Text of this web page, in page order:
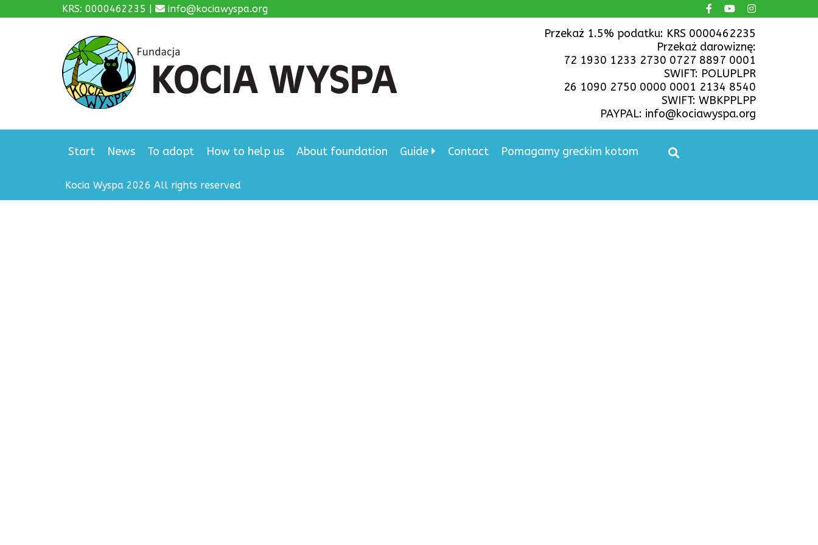
KRS: 0000462235 | info@kociawyspa.org
Przekaż 1.5% podatku: KRS 0000462235
Przekaż darowiznę:
72 1930 1233 2730 0727 8897 0001
SWIFT: POLUPLPR
26 1090 2750 0000 0001 2134 8540
SWIFT: WBKPPLPP
PAYPAL: info@kociawyspa.org
Start News To adopt How to help us About foundation Guide Contact Pomagamy greckim kotom
Kocia Wyspa 2026 All rights reserved